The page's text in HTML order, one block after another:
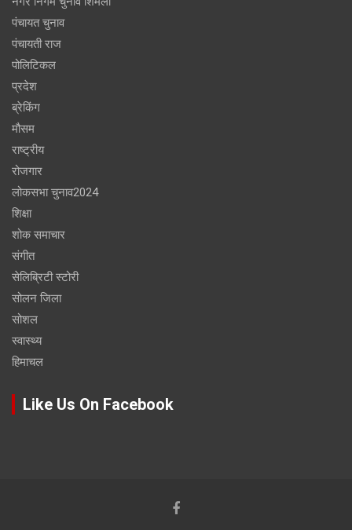
पंचायत चुनाव
पंचायती राज
पोलिटिकल
प्रदेश
ब्रेकिंग
मौसम
राष्ट्रीय
रोजगार
लोकसभा चुनाव2024
शिक्षा
शोक समाचार
संगीत
सेलिब्रिटी स्टोरी
सोलन जिला
सोशल
स्वास्थ्य
हिमाचल
Like Us On Facebook